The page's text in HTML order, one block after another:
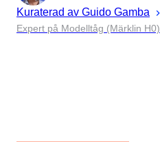
Kuraterad av Guido Gamba
Expert på Modelltåg (Märklin H0)